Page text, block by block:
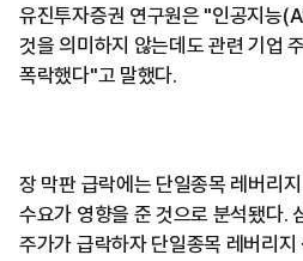
유진투자증권 연구원은 "인공지능
것을 의미하지 않는데도 관련 기업
폭락했다"고 말했다.
장 막판 급락에는 단일종목 레버리
수요가 영향을 준 것으로 분석됐다.
주가가 급락하자 단일종목 레버리